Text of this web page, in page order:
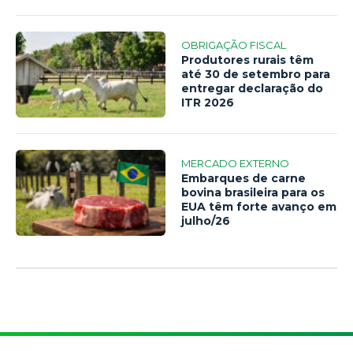
OBRIGAÇÃO FISCAL
Produtores rurais têm
até 30 de setembro para
entregar declaração do
ITR 2026
MERCADO EXTERNO
Embarques de carne
bovina brasileira para os
EUA têm forte avanço em
julho/26